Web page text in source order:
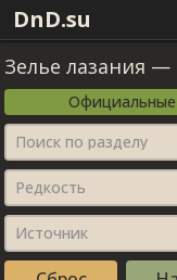
DnD.su
Зелье лазания —
Официальные
Поиск по разделу
Редкость
Источник